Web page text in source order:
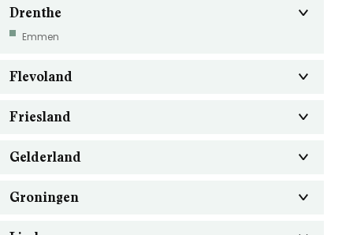
Drenthe
Emmen
Flevoland
Friesland
Gelderland
Groningen